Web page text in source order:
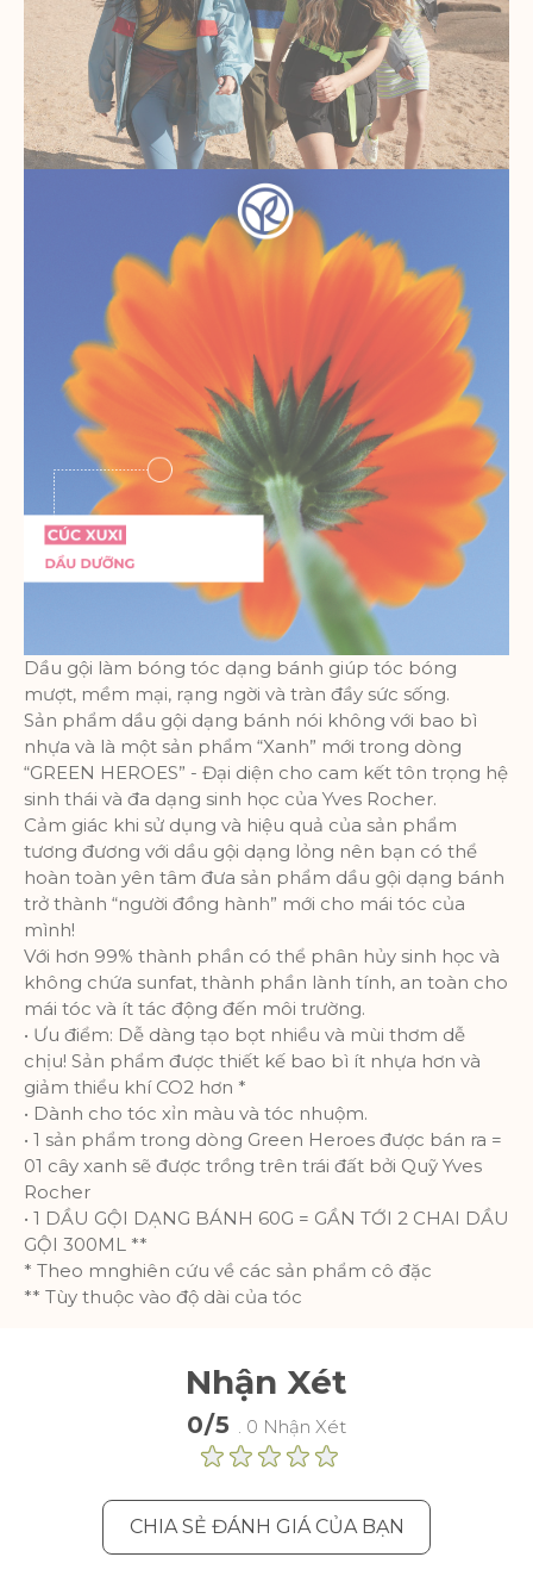
Dầu gội làm bóng tóc dạng bánh giúp tóc bóng
mượt, mềm mại, rạng ngời và tràn đầy sức sống.
Sản phẩm dầu gội dạng bánh nói không với bao bì
nhựa và là một sản phẩm “Xanh” mới trong dòng
“GREEN HEROES” - Đại diện cho cam kết tôn trọng hệ
sinh thái và đa dạng sinh học của Yves Rocher.
Cảm giác khi sử dụng và hiệu quả của sản phẩm
tương đương với dầu gội dạng lỏng nên bạn có thể
hoàn toàn yên tâm đưa sản phẩm dầu gội dạng bánh
trở thành “người đồng hành” mới cho mái tóc của
mình!
Với hơn 99% thành phần có thể phân hủy sinh học và
không chứa sunfat, thành phần lành tính, an toàn cho
mái tóc và ít tác động đến môi trường.
• Ưu điểm: Dễ dàng tạo bọt nhiều và mùi thơm dễ
chịu! Sản phẩm được thiết kế bao bì ít nhựa hơn và
giảm thiểu khí CO2 hơn *
• Dành cho tóc xỉn màu và tóc nhuộm.
• 1 sản phẩm trong dòng Green Heroes được bán ra =
01 cây xanh sẽ được trồng trên trái đất bởi Quỹ Yves
Rocher
• 1 DẦU GỘI DẠNG BÁNH 60G = GẦN TỚI 2 CHAI DẦU
GỘI 300ML **
* Theo mnghiên cứu về các sản phẩm cô đặc
** Tùy thuộc vào độ dài của tóc
Nhận Xét
0/5 . 0 Nhận Xét
CHIA SẺ ĐÁNH GIÁ CỦA BẠN